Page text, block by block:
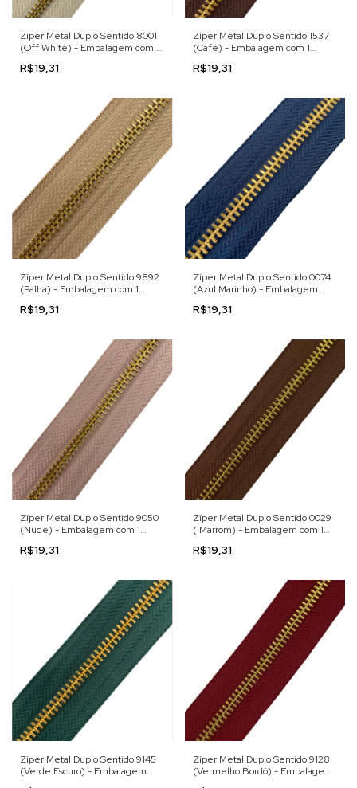
Zíper Metal Duplo Sentido 8001
(Off White) - Embalagem com 1
R$19,31
Zíper Metal Duplo Sentido 1537
(Café) - Embalagem com 1
R$19,31
Zíper Metal Duplo Sentido 9892
(Palha) - Embalagem com 1
R$19,31
Zíper Metal Duplo Sentido 0074
(Azul Marinho) - Embalagem
R$19,31
Zíper Metal Duplo Sentido 9050
(Nude) - Embalagem com 1
R$19,31
Zíper Metal Duplo Sentido 0029
( Marrom) - Embalagem com 1
R$19,31
Zíper Metal Duplo Sentido 9145
(Verde Escuro) - Embalagem
Zíper Metal Duplo Sentido 9128
(Vermelho Bordô) - Embalagem